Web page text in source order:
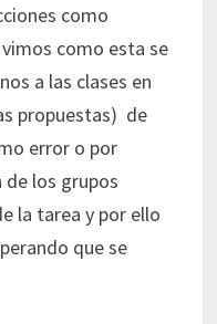
como
como esta se
a las clases en
propuestas) de
error o por
de los grupos
la tarea y por ello
que se